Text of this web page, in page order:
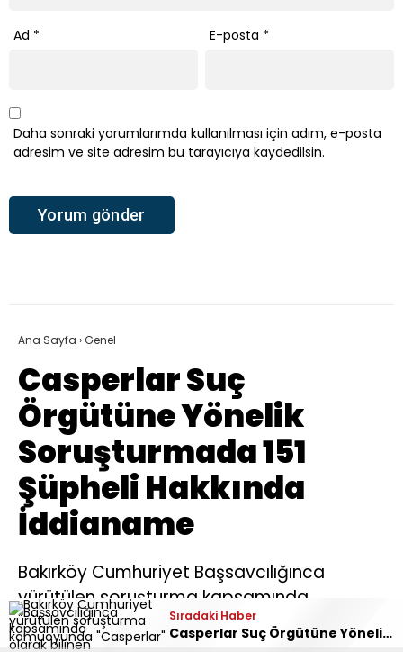
Sıradaki Haber
‘Terörsüz Türkiye’ Hedefinde Kritik Eşik! Kanun Teklifi Kabul Edildi: Süreç Nasıl İşleyecek, Kimleri Kapsayacak?
Ad * E-posta *
Daha sonraki yorumlarımda kullanılması için adım, e-posta
adresim ve site adresim bu tarayıcıya kaydedilsin.
Sıradaki Haber
Casperlar Suç Örgütüne Yönelik Soruşturmada 151 Şüpheli Hakkında İddianame
Ana Sayfa ›Genel
Casperlar Suç
Örgütüne Yönelik
Soruşturmada 151
Şüpheli Hakkında
İddianame
Bakırköy Cumhuriyet Başsavcılığınca
yürütülen soruşturma kapsamında
kamuoyunda “Casperlar” olarak bilinen